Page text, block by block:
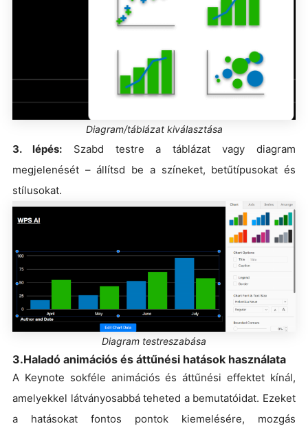
Diagram/táblázat kiválasztása
3. lépés:Szabd testre a táblázat vagy diagram
megjelenését – állítsd be a színeket, betűtípusokat és
stílusokat.
Diagram testreszabása
3.Haladó animációs és áttűnési hatások használata
A Keynote sokféle animációs és áttűnési effektet kínál,
amelyekkel látványosabbá teheted a bemutatóidat. Ezeket
a hatásokat fontos pontok kiemelésére, mozgás